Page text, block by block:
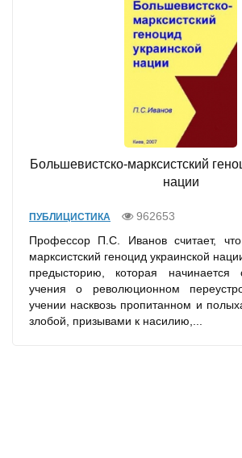
Большевистско-марксистский
нации
ПУБЛИЦИСТИКА
962653
Профессор П.С. Иванов считает, что
марксистский геноцид украинской
предысторию, которая начинается
учения о революционном
учении насквозь пропитанном и
злобой, призывами к насилию,...